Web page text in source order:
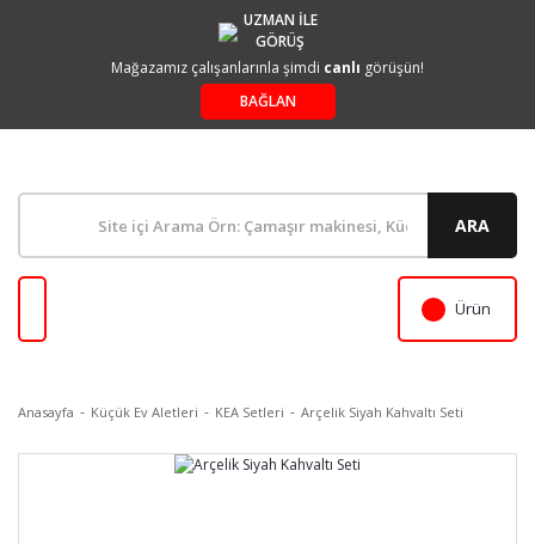
UZMAN İLE
GÖRÜŞ
Mağazamız çalışanlarınla şimdi canlı görüşün!
BAĞLAN
ARA
Ürün
Anasayfa Küçük Ev Aletleri KEA Setleri Arçelik Siyah Kahvaltı Seti